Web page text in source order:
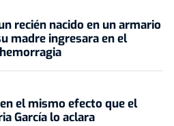
recién nacido en un armario
madre ingresara en el
el mismo efecto que el
García lo aclara